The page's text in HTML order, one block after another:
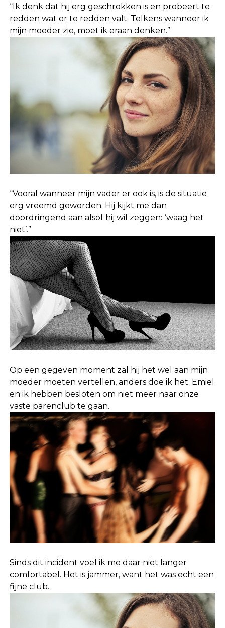
“Ik denk dat hij erg geschrokken is en probeert te
redden wat er te redden valt. Telkens wanneer ik
mijn moeder zie, moet ik eraan denken.”
“Vooral wanneer mijn vader er ook is, is de situatie
erg vreemd geworden. Hij kijkt me dan
doordringend aan alsof hij wil zeggen: ‘waag het
niet’.”
Op een gegeven moment zal hij het wel aan mijn
moeder moeten vertellen, anders doe ik het. Emiel
en ik hebben besloten om niet meer naar onze
vaste parenclub te gaan.
Sinds dit incident voel ik me daar niet langer
comfortabel. Het is jammer, want het was echt een
fijne club.